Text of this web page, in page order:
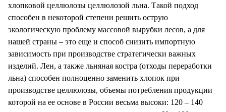
хлопковой целлюлозы целлюлозой льна. Такой подход
способен в некоторой степени решить острую
экологическую проблему массовой вырубки лесов, а для
нашей страны – это еще и способ снизить импортную
зависимость при производстве стратегически важных
изделий. Лен, а также льняная костра (отходы переработки
льна) способен полноценно заменить хлопок при
производстве целлюлозы, объемы потребления продукции
которой на ее основе в России весьма высоки: 120 – 140